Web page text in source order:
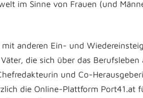
im Sinne von Frauen (und
mit anderen Ein- und
die sich über das
und Co-
die Online-Plattform Port41.at